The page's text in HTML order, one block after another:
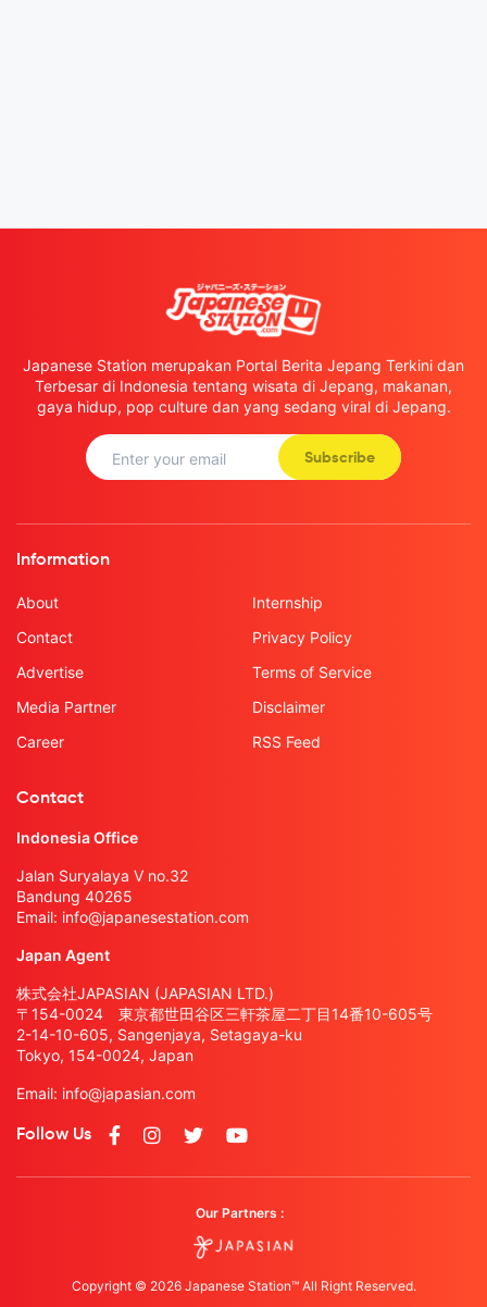
Japanese Station merupakan Portal Berita Jepang Terkini dan
Terbesar di Indonesia tentang wisata di Jepang, makanan,
gaya hidup, pop culture dan yang sedang viral di Jepang.
Subscribe
Information
About
Contact
Advertise
Media Partner
Career
Internship
Privacy Policy
Terms of Service
Disclaimer
RSS Feed
Contact
Indonesia Office
Jalan Suryalaya V no.32
Bandung 40265
Email: info@japanesestation.com
Japan Agent
株式会社JAPASIAN (JAPASIAN LTD.)
〒154-0024 東京都世田谷区三軒茶屋二丁目14番10-605号
2-14-10-605, Sangenjaya, Setagaya-ku
Tokyo, 154-0024, Japan
Email: info@japasian.com
Follow Us
Our Partners :
Copyright © 2026 Japanese Station™ All Right Reserved.